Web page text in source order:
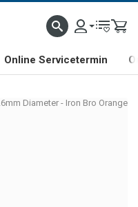
SHOP & SHOWROOM IN
Online Servicetermin
Diameter - Iron Bro Orange